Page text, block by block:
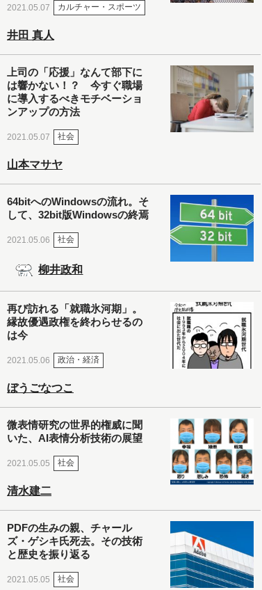
2021.05.07 カルチャー・スポーツ
井田 真人
上司の「応援」なんて部下に
は響かない！？ 今すぐ職場
に導入するべきモチベーショ
ンアップの方法
2021.05.07 社会
山本マサヤ
64bitへのWindowsの流れ。そ
して、32bit版Windowsの終焉
2021.05.06 社会
柳井政和
再び訪れる「就職氷河期」。
縁故優遇政権を終わらせるの
は今
2021.05.06 政治・経済
ぼうごなつこ
微表情研究の世界的権威に聞
いた、AI表情分析技術の展望
2021.05.05 社会
清水建二
PDFの生みの親、チャール
ズ・ゲシキ氏死去。その技術
と歴史を振り返る
2021.05.05 社会